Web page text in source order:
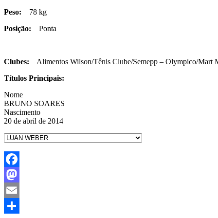
Peso: 78 kg
Posição: Ponta
Clubes: Alimentos Wilson/Tênis Clube/Semepp – Olympico/Mart
Títulos Principais:
Nome
BRUNO SOARES
Nascimento
20 de abril de 2014
Facebook
Mastodon
Email